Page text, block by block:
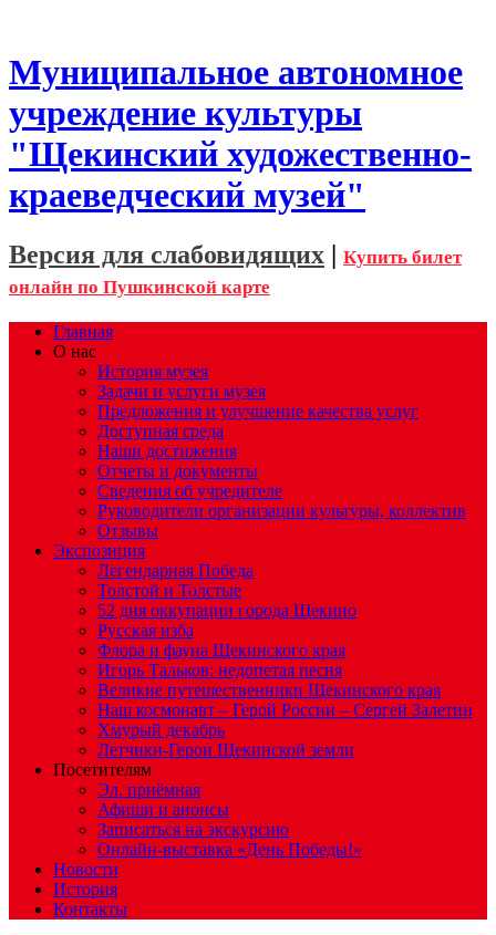
Муниципальное автономное
учреждение культуры
"Щекинский художественно-
краеведческий музей"
Версия для слабовидящих | Купить билет
онлайн по Пушкинской карте
Главная
О нас
История музея
Задачи и услуги музея
Предложения и улучшение качества услуг
Доступная среда
Наши достижения
Отчеты и документы
Сведения об учредителе
Руководители организации культуры, коллектив
Отзывы
Экспозиция
Легендарная Победа
Толстой и Толстые
52 дня оккупации города Щекино
Русская изба
Флора и фауна Щекинского края
Игорь Тальков: недопетая песня
Великие путешественники Щекинского края
Наш космонавт – Герой России – Сергей Залетин
Хмурый декабрь
Летчики-Герои Щекинской земли
Посетителям
Эл. приёмная
Афиши и анонсы
Записаться на экскурсию
Онлайн-выставка «День Победы!»
Новости
История
Контакты